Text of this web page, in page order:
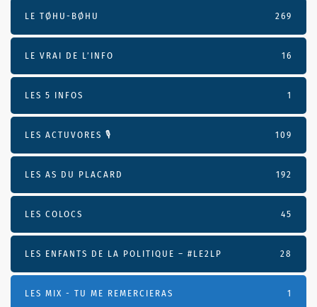
LE TØHU-BØHU 269
LE VRAI DE L’INFO 16
LES 5 INFOS 1
LES ACTUVORES 🎙 109
LES AS DU PLACARD 192
LES COLOCS 45
LES ENFANTS DE LA POLITIQUE – #LE2LP 28
LES MIX - TU ME REMERCIERAS 1